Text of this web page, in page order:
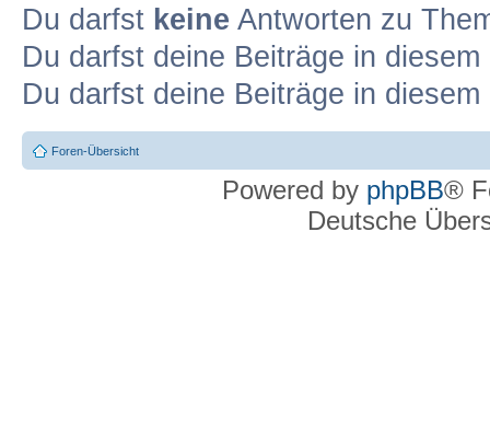
Du darfst keine Antworten zu
Du darfst deine Beiträge in
Du darfst deine Beiträge in
Foren-Übersicht
Powered by phpBB®
Deutsche